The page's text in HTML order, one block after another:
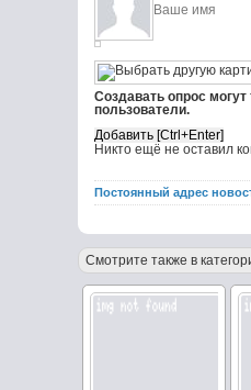
Создавать опрос
пользователи.
Никто ещё не оставил
Постоянный адрес
Смотрите также в